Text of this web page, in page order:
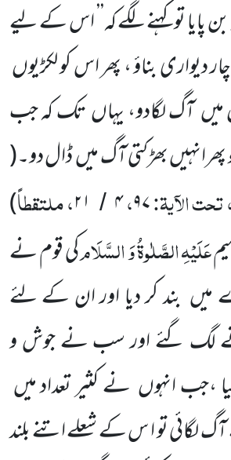
پایا تو کہنے لگے کہ’’ اس کے لیے
دیواری بناؤ ، پھر اس کو لکڑیوں
آگلگادو، یہاںتک کہ جب
پھرانہیں بھڑکتی آگ میںڈال دو۔(
الآیۃ:۹۷،۴ / ۲۱، ملتقطاً)
عَلَیْہِالصَّلٰوۃُوَالسَّلَامکی قوم نے
میں بند کر دیا اور ان کے لئے
لگ گئے اور سب نے جوش و
،جب انہوں نے کثیر تعداد میں
لگائی تو ا س کے شعلے اتنے بلند